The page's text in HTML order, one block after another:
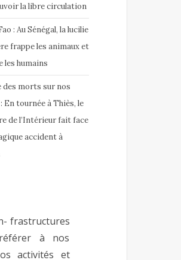
la libre circulation
: Au Sénégal, la lucilie
frappe les animaux et
les humains
des morts sur nos
En tournée à Thiès, le
de l’Intérieur fait face
accident à
frastructures
à nos
activités et